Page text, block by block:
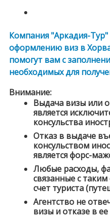
Компания "Аркадия-Тур"
оформлению виз в
помогут вам с
необходимых для
Внимание:
Выдача визы или
является
консульства
Отказ в выдаче
консульством
является форс-
Любые расходы,
связанные с
счет туриста
Агентство не
визы и отказе в